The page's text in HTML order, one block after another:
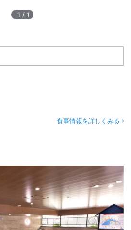
1 / 1
食事情報を詳しくみる